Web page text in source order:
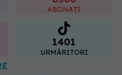
1401
URMĂRITORI